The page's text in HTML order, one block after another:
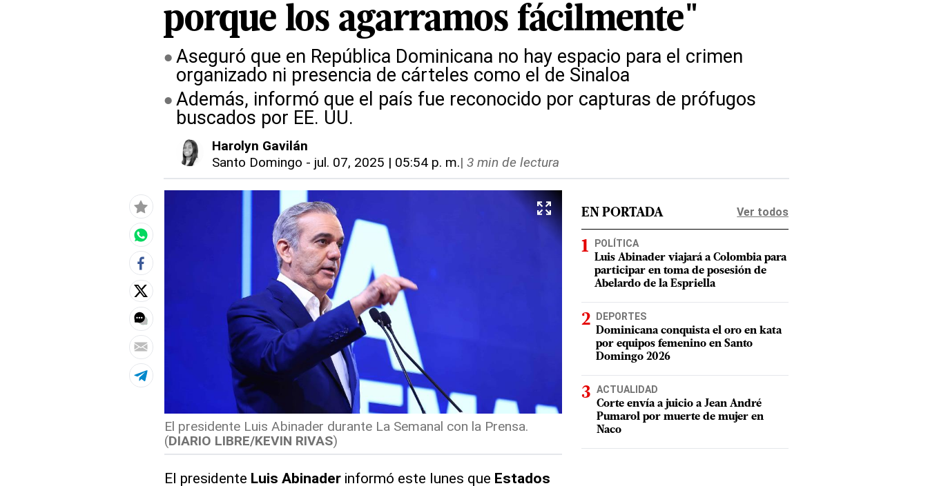
porque los agarramos fácilmente"
Aseguró que en República Dominicana no hay espacio para el crimen
organizado ni presencia de cárteles como el de Sinaloa
Además, informó que el país fue reconocido por capturas de prófugos
buscados por EE. UU.
Harolyn Gavilán
Santo Domingo - jul. 07, 2025 | 05:54 p. m.| 3 min de lectura
El presidente Luis Abinader durante La Semanal con la Prensa.
(DIARIO LIBRE/KEVIN RIVAS)
El presidente Luis Abinaderinformó este lunes que Estados
EN PORTADA Ver todos
POLÍTICA
Luis Abinader viajará a Colombia para
participar en toma de posesión de
Abelardo de la Espriella
DEPORTES
Dominicana conquista el oro en kata
por equipos femenino en Santo
Domingo 2026
ACTUALIDAD
Corte envía a juicio a Jean André
Pumarol por muerte de mujer en
Naco